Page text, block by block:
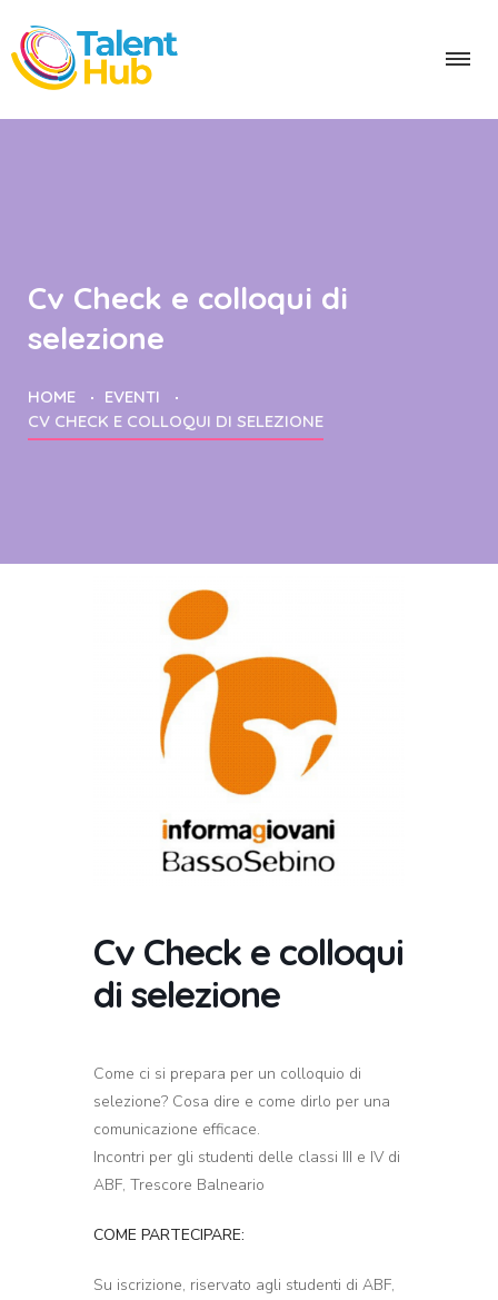
Cv Check e colloqui di
selezione
HOME
EVENTI
CV CHECK E COLLOQUI DI SELEZIONE
Cv Check e colloqui
di selezione
Come ci si prepara per un colloquio di
selezione? Cosa dire e come dirlo per una
comunicazione efficace.
Incontri per gli studenti delle classi III e IV di
ABF, Trescore Balneario
COME PARTECIPARE:
Su iscrizione, riservato agli studenti di ABF,